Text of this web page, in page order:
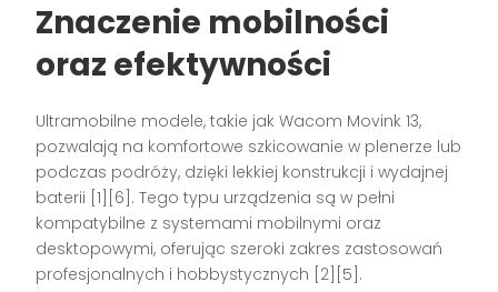
Znaczenie mobilności
oraz efektywności
Ultramobilne modele, takie jak Wacom Movink 13,
pozwalają na komfortowe szkicowanie w plenerze lub
podczas podróży, dzięki lekkiej konstrukcji i wydajnej
baterii [1][6] . Tego typu urządzenia są w pełni
kompatybilne z systemami mobilnymi oraz
desktopowymi, oferując szeroki zakres zastosowań
profesjonalnych i hobbystycznych [2][5] .